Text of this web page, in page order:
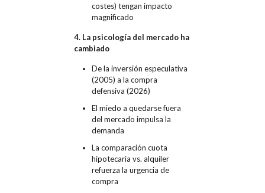
costes) tengan impacto
magnificado
4. La psicología del mercado ha
cambiado
De la inversión especulativa
(2005) a la compra
defensiva (2026)
El miedo a quedarse fuera
del mercado impulsa la
demanda
La comparación cuota
hipotecaria vs. alquiler
refuerza la urgencia de
compra